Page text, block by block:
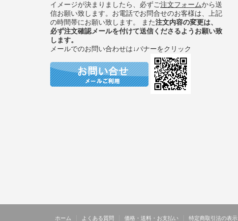
イメージが決まりましたら、必ずご注文フォームから送
信お願い致します。お電話でお問合せのお客様は、上記
の時間帯にお願い致します。 また注文内容の変更は、
必ず注文確認メールを付けて送信くださるようお願い致
します。
メールでのお問い合わせは↓バナーをクリック
ホーム よくある質問 価格・送料・お支払い 特定商取引法の表示